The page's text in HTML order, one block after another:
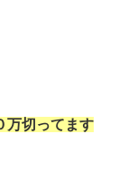
万切ってます